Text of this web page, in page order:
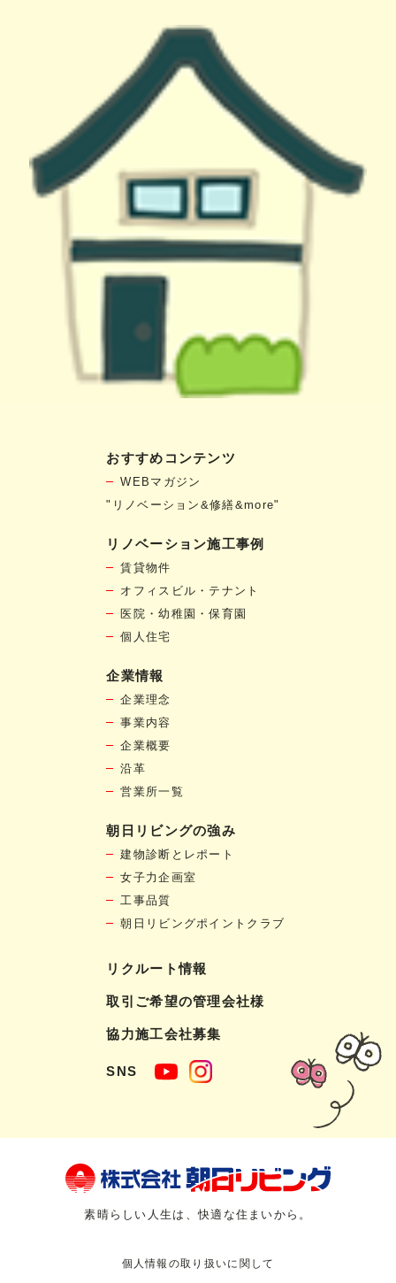
おすすめコンテンツ
WEBマガジン
"リノベーション&修繕&more"
リノベーション施工事例
賃貸物件
オフィスビル・テナント
医院・幼稚園・保育園
個人住宅
企業情報
企業理念
事業内容
企業概要
沿革
営業所一覧
朝日リビングの強み
建物診断とレポート
女子力企画室
工事品質
朝日リビングポイントクラブ
リクルート情報
取引ご希望の管理会社様
協力施工会社募集
SNS
素晴らしい人生は、快適な住まいから。
個人情報の取り扱いに関して